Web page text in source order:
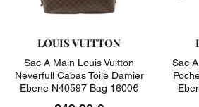
LOUIS VUITTON
Sac A Main Louis Vuitton
Neverfull Cabas Toile Damier
Ebene N40597 Bag 1600€
Sac